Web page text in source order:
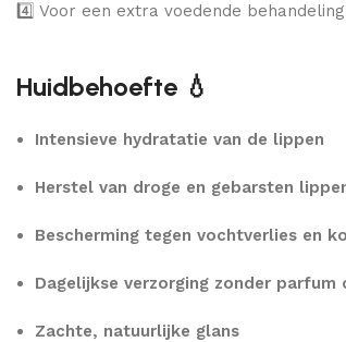
4️⃣ Voor een extra voedende
Huidbehoefte 💧
Intensieve hydratatie van de lippen
Herstel van droge en gebarsten
Bescherming tegen vochtverlies en
Dagelijkse verzorging zonder parfum
Zachte, natuurlijke glans